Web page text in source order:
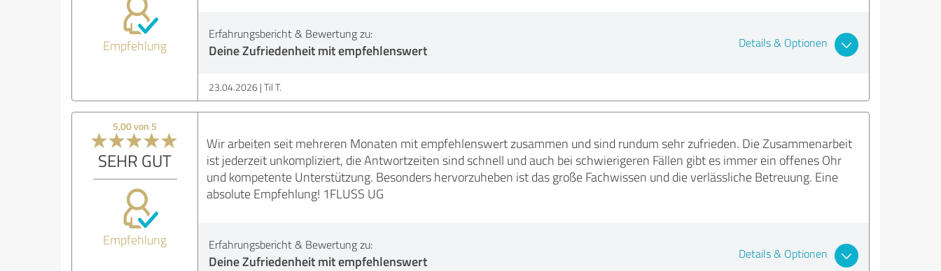
Empfehlung
Erfahrungsbericht & Bewertung zu:
Deine Zufriedenheit mit empfehlenswert Details & Optionen
23.04.2026 Til T.
5,00 von 5
SEHR GUT
Empfehlung
Wir arbeiten seit mehreren Monaten mit empfehlenswert zusammen und sind rundum sehr zufrieden. Die Zusammenarbeit
ist jederzeit unkompliziert, die Antwortzeiten sind schnell und auch bei schwierigeren Fällen gibt es immer ein offenes Ohr
und kompetente Unterstützung. Besonders hervorzuheben ist das große Fachwissen und die verlässliche Betreuung. Eine
absolute Empfehlung! 1FLUSS UG
Erfahrungsbericht & Bewertung zu:
Deine Zufriedenheit mit empfehlenswert Details & Optionen